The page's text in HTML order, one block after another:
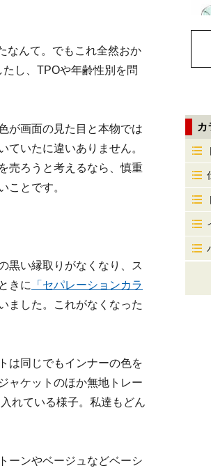
なんて。でもこれ全然おか
し、TPOや年齢性別を問
が画面の見た目と本物では
いたに違いありません。
売ろうと考えるなら、慎重
ことです。
黒い縁取りがなくなり、ス
きに
「セパレーションカラ
ました。これがなくなった
は同じでもインナーの色を
ャケットのほか無地トレー
れている様子。私達もどん
ーンやベージュなどベーシ
カ